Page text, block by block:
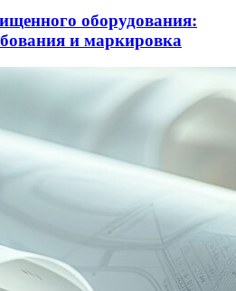
оборудования:
и маркировка